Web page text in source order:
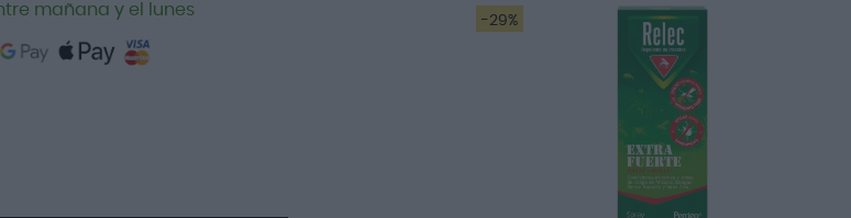
mañana y el lunes
-29%
Muy bien